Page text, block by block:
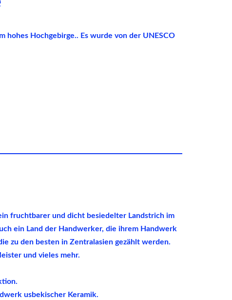
hohes Hochgebirge.. Es wurde von der UNESCO
fruchtbarer und dicht besiedelter Landstrich im
ein Land der Handwerker, die ihrem Handwerk
zu den besten in Zentralasien gezählt werden.
und vieles mehr.
usbekischer Keramik.